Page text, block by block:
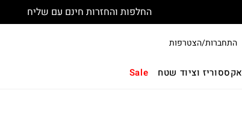
החלפות והחזרות חינם עם שליח
התחברות/הצטרפות
אקססוריז וציוד שטח Sale